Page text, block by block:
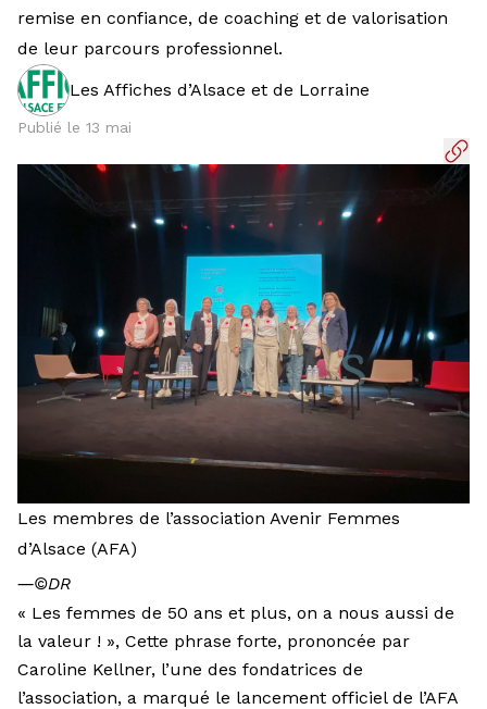
remise en confiance, de coaching et de valorisation
de leur parcours professionnel.
Les Affiches d’Alsace et de Lorraine
Publié le 13 mai
Les membres de l’association Avenir Femmes
d’Alsace (AFA)
―©DR
« Les femmes de 50 ans et plus, on a nous aussi de
la valeur ! », Cette phrase forte, prononcée par
Caroline Kellner, l’une des fondatrices de
l’association, a marqué le lancement officiel de l’AFA